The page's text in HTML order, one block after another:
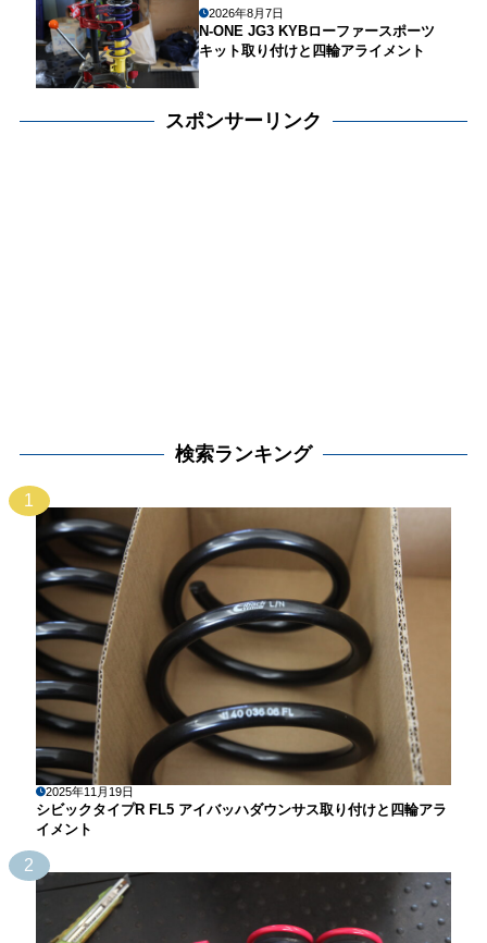
2026年8月7日
N-ONE JG3 KYBローファースポーツ
キット取り付けと四輪アライメント
スポンサーリンク
検索ランキング
1
2025年11月19日
シビックタイプR FL5 アイバッハダウンサス取り付けと四輪アラ
イメント
2